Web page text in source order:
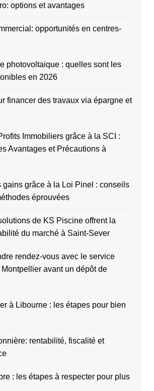
options et avantages
opportunités en centres-
photovoltaique : quelles sont les
en 2026
financer des travaux via épargne et
Immobiliers grâce à la SCI :
Avantages et Précautions à
gains grâce à la Loi Pinel : conseils
éprouvées
de KS Piscine offrent la
du marché à Saint-Sever
rendez-vous avec le service
avant un dépôt de
à Libourne : les étapes pour bien
rentabilité, fiscalité et
: les étapes à respecter pour plus